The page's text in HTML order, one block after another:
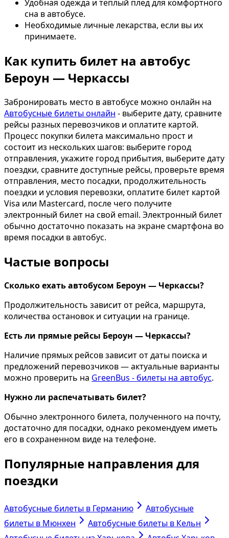
Удобная одежда и теплый плед для комфортного
сна в автобусе.
Необходимые личные лекарства, если вы их
принимаете.
Как купить билет на автобус
Бероун — Черкассы
Забронировать место в автобусе можно онлайн на
Автобусные билеты онлайн - выберите дату, сравните
рейсы разных перевозчиков и оплатите картой.
Процесс покупки билета максимально прост и
состоит из нескольких шагов: выберите город
отправления, укажите город прибытия, выберите дату
поездки, сравните доступные рейсы, проверьте время
отправления, место посадки, продолжительность
поездки и условия перевозки, оплатите билет картой
Visa или Mastercard, после чего получите
электронный билет на свой email. Электронный билет
обычно достаточно показать на экране смартфона во
время посадки в автобус.
Частые вопросы
Сколько ехать автобусом Бероун — Черкассы?
Продолжительность зависит от рейса, маршрута,
количества остановок и ситуации на границе.
Есть ли прямые рейсы Бероун — Черкассы?
Наличие прямых рейсов зависит от даты поиска и
предложений перевозчиков — актуальные варианты
можно проверить на GreenBus - билеты на автобус.
Нужно ли распечатывать билет?
Обычно электронного билета, полученного на почту,
достаточно для посадки, однако рекомендуем иметь
его в сохраненном виде на телефоне.
Популярные направления для
поездки
Автобусные билеты в Германию
Автобусные
билеты в Мюнхен
Автобусные билеты в Кельн